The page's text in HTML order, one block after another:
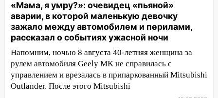
перевернулся самодельный байк
14:21 Волонтеры «ЛизаАлерт»
выложили ориентировку на пропавшего
8 августа в шторм ульяновского
блогера
14:00 Этой ночью Императорский мост
будет перекрыт
«Мама, я умру?»: очевидец «пьяной»
аварии, в которой маленькую девочку
зажало между автомобилем и перилами,
рассказал о событиях ужасной ночи
Напомним, ночью 8 августа 40-летняя женщина за
рулем автомобиля Geely MK не справилась с
управлением и врезалась в припаркованный Mitsubishi
Outlander. После этого Mitsubishi